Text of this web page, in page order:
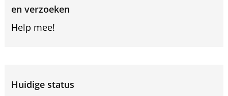
en verzoeken
Help mee!
Huidige status